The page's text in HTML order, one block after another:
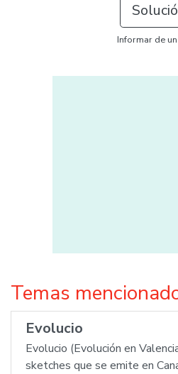
Informar de
Temas
Evolucio
Evolucio (Evolución en
sketches que se emite en